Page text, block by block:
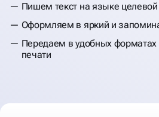
Пишем текст на языке целевой
Оформляем в яркий и
Передаем в удобных форматах
печати